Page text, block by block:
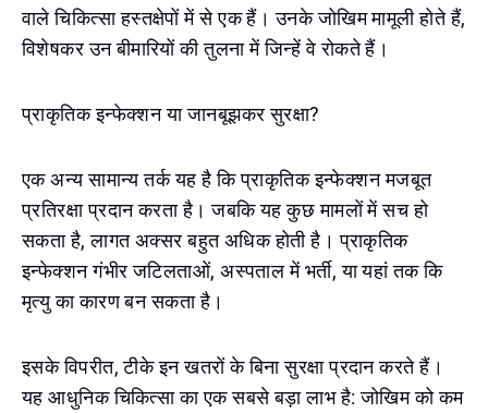
वाले चिकित्सा हस्तक्षेपों में से एक हैं। उनके जोखिम मामूली होते हैं,
विशेषकर उन बीमारियों की तुलना में जिन्हें वे रोकते हैं।
प्राकृतिक इन्फेक्शन या जानबूझकर सुरक्षा?
एक अन्य सामान्य तर्क यह है कि प्राकृतिक इन्फेक्शन मजबूत
प्रतिरक्षा प्रदान करता है। जबकि यह कुछ मामलों में सच हो
सकता है, लागत अक्सर बहुत अधिक होती है। प्राकृतिक
इन्फेक्शन गंभीर जटिलताओं, अस्पताल में भर्ती, या यहां तक कि
मृत्यु का कारण बन सकता है।
इसके विपरीत, टीके इन खतरों के बिना सुरक्षा प्रदान करते हैं।
यह आधुनिक चिकित्सा का एक सबसे बड़ा लाभ है: जोखिम को कम